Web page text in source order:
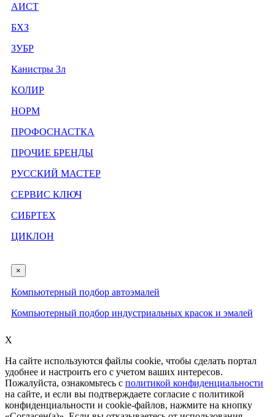
АИСТ
БХЗ
ЗУБР
Канистры 3л
КОЛИР
НОРМ
ПРОФОСНАСТКА
ПРОЧИЕ БРЕНДЫ
РУССКИЙ МАСТЕР
СЕРВИС КЛЮЧ
СИБРТЕХ
ЦИКЛОН
×
Компьютерный подбор автоэмалей
Компьютерный подбор индустриальных красок и эмалей
X
На сайте используются файлы cookie, чтобы сделать портал
удобнее и настроить его с учетом ваших интересов.
Пожалуйста, ознакомьтесь с политикой конфиденциальности
на сайте, и если вы подтверждаете согласие с политикой
конфиденциальности и cookie-файлов, нажмите на кнопку